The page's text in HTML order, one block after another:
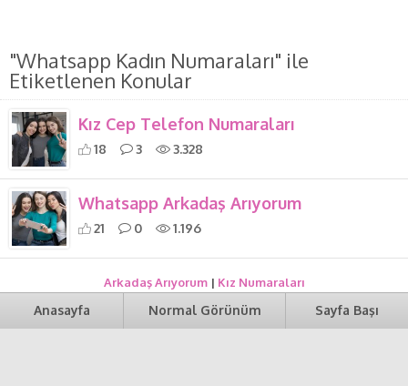
"Whatsapp Kadın Numaraları" ile
Etiketlenen Konular
Kız Cep Telefon Numaraları
18 3 3.328
Whatsapp Arkadaş Arıyorum
21 0 1.196
Arkadaş Arıyorum| Kız Numaraları
Anasayfa Normal Görünüm Sayfa Başı